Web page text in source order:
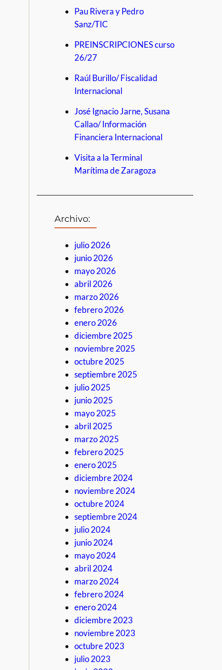
Pau Rivera y Pedro
Sanz/TIC
PREINSCRIPCIONES curso
26/27
Raúl Burillo/ Fiscalidad
Internacional
José Ignacio Jarne, Susana
Callao/ Información
Financiera Internacional
Visita a la Terminal
Marítima de Zaragoza
Archivo:
julio 2026
junio 2026
mayo 2026
abril 2026
marzo 2026
febrero 2026
enero 2026
diciembre 2025
noviembre 2025
octubre 2025
septiembre 2025
julio 2025
junio 2025
mayo 2025
abril 2025
marzo 2025
febrero 2025
enero 2025
diciembre 2024
noviembre 2024
octubre 2024
septiembre 2024
julio 2024
junio 2024
mayo 2024
abril 2024
marzo 2024
febrero 2024
enero 2024
diciembre 2023
noviembre 2023
octubre 2023
julio 2023